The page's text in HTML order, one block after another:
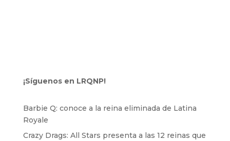
¡Síguenos en LRQNP!
Barbie Q: conoce a la reina eliminada de Latina
Royale
Crazy Drags: All Stars presenta a las 12 reinas que